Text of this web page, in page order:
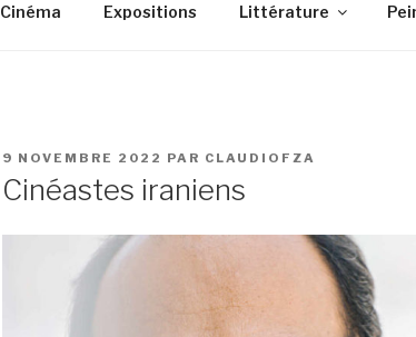
Cinéma Expositions Littérature
PUBLIÉ
9 NOVEMBRE 2022 PAR CLAUDIOFZA
Cinéastes iraniens